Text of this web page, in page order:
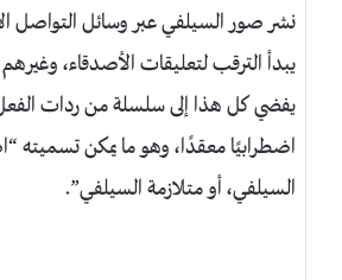
نشر صور السيلفي عبر وسائل التواصل
يبدأ الترقب لتعليقات الأصدقاء، وغيرهم
يفضي كل هذا إلى سلسلة من ردات الفعل
اضطرابيًا معقدًا، وهو ما يمكن تسميته
السيلفي، أو متلازمة السيلفي”.